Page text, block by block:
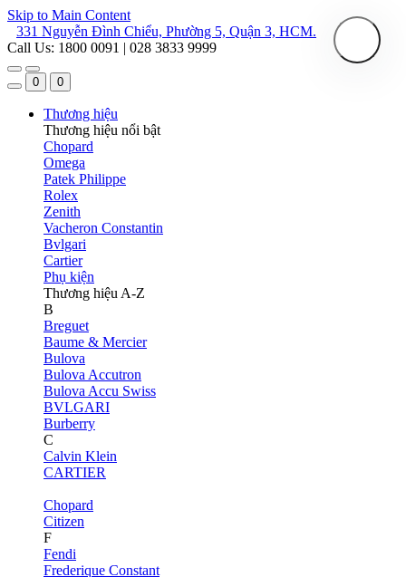
Skip to Main Content
331 Nguyễn Đình Chiểu, Phường 5, Quận 3, HCM.
Call Us: 1800 0091 | 028 3833 9999
0 0
Thương hiệu
Thương hiệu nổi bật
Chopard
Omega
Patek Philippe
Rolex
Zenith
Vacheron Constantin
Bvlgari
Cartier
Phụ kiện
Thương hiệu A-Z
B
Breguet
Baume & Mercier
Bulova
Bulova Accutron
Bulova Accu Swiss
BVLGARI
Burberry
C
Calvin Klein
CARTIER
Chopard
Citizen
F
Fendi
Frederique Constant